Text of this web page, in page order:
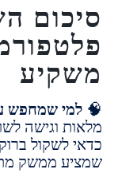
שמחפש עמלות
וגישה לשווקים
ברוקר חו”ל
ממשק מתקדם